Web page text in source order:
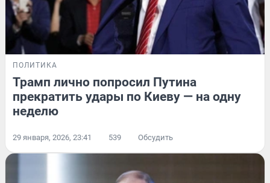
ПОЛИТИКА
Трамп лично попросил Путина
прекратить удары по Киеву — на одну
неделю
29 января, 2026, 23:41 539 Обсудить